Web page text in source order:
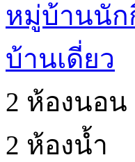
หมู่บ้านนัก
บ้านเดี่ยว
2 ห้องนอน
2 ห้องน้ำ